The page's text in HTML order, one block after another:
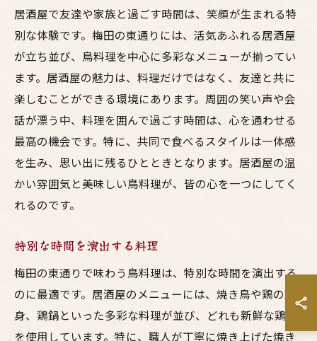
居酒屋で友達や家族と過ごす時間は、笑顔が生まれる特
別な体験です。梅田の東通りには、活気あふれる居酒屋
が立ち並び、鳥料理を中心に多彩なメニューが揃ってい
ます。居酒屋の魅力は、料理だけではなく、友達と共に
楽しむことができる環境にあります。周囲の笑い声や会
話が漂う中、料理を囲んで過ごす時間は、心を通わせる
最高の機会です。特に、共同で食べるスタイルは一体感
を生み、思い出に残るひとときとなります。居酒屋の温
かい雰囲気と美味しい鳥料理が、皆の心を一つにしてく
れるのです。
特別な時間を演出する料理
梅田の東通りで味わう鳥料理は、特別な時間を演出する
のに最適です。居酒屋のメニューには、焼き鳥や鶏の刺
身、鶏鍋といった多彩な料理が並び、どれも新鮮な鶏肉
を使用しています。特に、職人が丁寧に焼き上げた焼き